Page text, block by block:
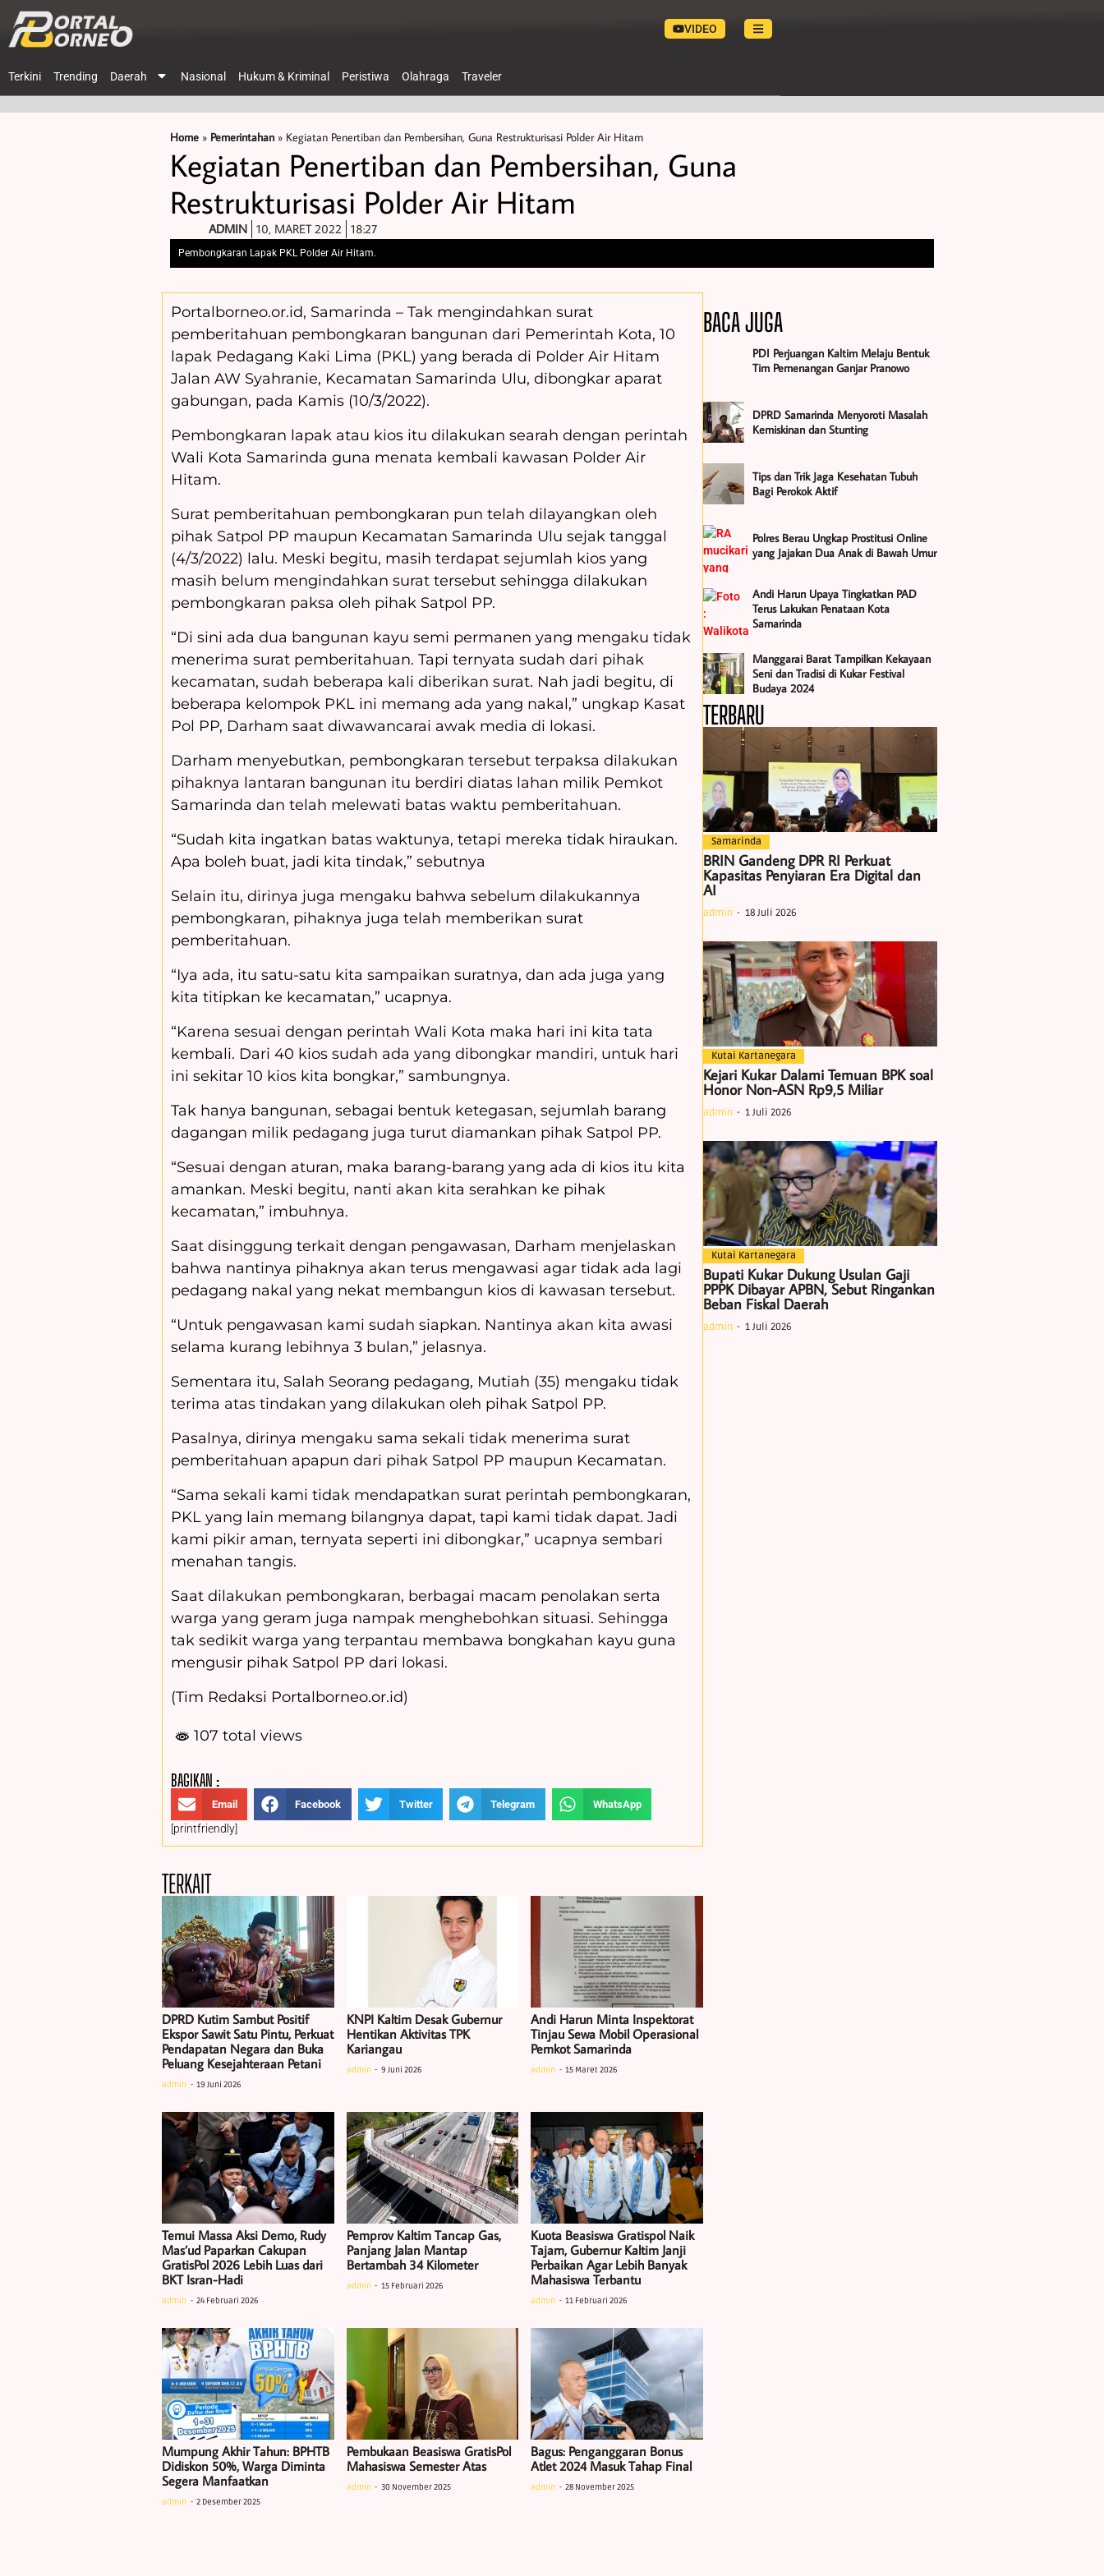
VIDEO
Terkini Trending Daerah Nasional Hukum & Kriminal Peristiwa Olahraga Traveler
Home » Pemerintahan » Kegiatan Penertiban dan Pembersihan, Guna Restrukturisasi Polder Air Hitam
Kegiatan Penertiban dan Pembersihan, Guna
Restrukturisasi Polder Air Hitam
ADMIN 10, MARET 2022 18:27
Pembongkaran Lapak PKL Polder Air Hitam.
Portalborneo.or.id, Samarinda – Tak mengindahkan surat
pemberitahuan pembongkaran bangunan dari Pemerintah Kota, 10
lapak Pedagang Kaki Lima (PKL) yang berada di Polder Air Hitam
Jalan AW Syahranie, Kecamatan Samarinda Ulu, dibongkar aparat
gabungan, pada Kamis (10/3/2022).
Pembongkaran lapak atau kios itu dilakukan searah dengan perintah
Wali Kota Samarinda guna menata kembali kawasan Polder Air
Hitam.
Surat pemberitahuan pembongkaran pun telah dilayangkan oleh
pihak Satpol PP maupun Kecamatan Samarinda Ulu sejak tanggal
(4/3/2022) lalu. Meski begitu, masih terdapat sejumlah kios yang
masih belum mengindahkan surat tersebut sehingga dilakukan
pembongkaran paksa oleh pihak Satpol PP.
“Di sini ada dua bangunan kayu semi permanen yang mengaku tidak
menerima surat pemberitahuan. Tapi ternyata sudah dari pihak
kecamatan, sudah beberapa kali diberikan surat. Nah jadi begitu, di
beberapa kelompok PKL ini memang ada yang nakal,” ungkap Kasat
Pol PP, Darham saat diwawancarai awak media di lokasi.
Darham menyebutkan, pembongkaran tersebut terpaksa dilakukan
pihaknya lantaran bangunan itu berdiri diatas lahan milik Pemkot
Samarinda dan telah melewati batas waktu pemberitahuan.
“Sudah kita ingatkan batas waktunya, tetapi mereka tidak hiraukan.
Apa boleh buat, jadi kita tindak,” sebutnya
Selain itu, dirinya juga mengaku bahwa sebelum dilakukannya
pembongkaran, pihaknya juga telah memberikan surat
pemberitahuan.
“Iya ada, itu satu-satu kita sampaikan suratnya, dan ada juga yang
kita titipkan ke kecamatan,” ucapnya.
“Karena sesuai dengan perintah Wali Kota maka hari ini kita tata
kembali. Dari 40 kios sudah ada yang dibongkar mandiri, untuk hari
ini sekitar 10 kios kita bongkar,” sambungnya.
Tak hanya bangunan, sebagai bentuk ketegasan, sejumlah barang
dagangan milik pedagang juga turut diamankan pihak Satpol PP.
“Sesuai dengan aturan, maka barang-barang yang ada di kios itu kita
amankan. Meski begitu, nanti akan kita serahkan ke pihak
kecamatan,” imbuhnya.
Saat disinggung terkait dengan pengawasan, Darham menjelaskan
bahwa nantinya pihaknya akan terus mengawasi agar tidak ada lagi
pedagang nakal yang nekat membangun kios di kawasan tersebut.
“Untuk pengawasan kami sudah siapkan. Nantinya akan kita awasi
selama kurang lebihnya 3 bulan,” jelasnya.
Sementara itu, Salah Seorang pedagang, Mutiah (35) mengaku tidak
terima atas tindakan yang dilakukan oleh pihak Satpol PP.
Pasalnya, dirinya mengaku sama sekali tidak menerima surat
pemberitahuan apapun dari pihak Satpol PP maupun Kecamatan.
“Sama sekali kami tidak mendapatkan surat perintah pembongkaran,
PKL yang lain memang bilangnya dapat, tapi kami tidak dapat. Jadi
kami pikir aman, ternyata seperti ini dibongkar,” ucapnya sembari
menahan tangis.
Saat dilakukan pembongkaran, berbagai macam penolakan serta
warga yang geram juga nampak menghebohkan situasi. Sehingga
tak sedikit warga yang terpantau membawa bongkahan kayu guna
mengusir pihak Satpol PP dari lokasi.
(Tim Redaksi Portalborneo.or.id)
107 total views
BAGIKAN :
Email Facebook Twitter Telegram WhatsApp
[printfriendly]
TERKAIT
DPRD Kutim Sambut Positif
Ekspor Sawit Satu Pintu, Perkuat
Pendapatan Negara dan Buka
Peluang Kesejahteraan Petani
admin 19 Juni 2026
KNPI Kaltim Desak Gubernur
Hentikan Aktivitas TPK
Kariangau
admin 9 Juni 2026
Andi Harun Minta Inspektorat
Tinjau Sewa Mobil Operasional
Pemkot Samarinda
admin 15 Maret 2026
Temui Massa Aksi Demo, Rudy
Mas’ud Paparkan Cakupan
GratisPol 2026 Lebih Luas dari
BKT Isran-Hadi
admin 24 Februari 2026
Pemprov Kaltim Tancap Gas,
Panjang Jalan Mantap
Bertambah 34 Kilometer
admin 15 Februari 2026
Kuota Beasiswa Gratispol Naik
Tajam, Gubernur Kaltim Janji
Perbaikan Agar Lebih Banyak
Mahasiswa Terbantu
admin 11 Februari 2026
Mumpung Akhir Tahun: BPHTB
Didiskon 50%, Warga Diminta
Segera Manfaatkan
admin 2 Desember 2025
Pembukaan Beasiswa GratisPol
Mahasiswa Semester Atas
admin 30 November 2025
Bagus: Penganggaran Bonus
Atlet 2024 Masuk Tahap Final
admin 28 November 2025
BACA JUGA
PDI Perjuangan Kaltim Melaju Bentuk
Tim Pemenangan Ganjar Pranowo
DPRD Samarinda Menyoroti Masalah
Kemiskinan dan Stunting
Tips dan Trik Jaga Kesehatan Tubuh
Bagi Perokok Aktif
Polres Berau Ungkap Prostitusi Online
yang Jajakan Dua Anak di Bawah Umur
Andi Harun Upaya Tingkatkan PAD
Terus Lakukan Penataan Kota
Samarinda
Manggarai Barat Tampilkan Kekayaan
Seni dan Tradisi di Kukar Festival
Budaya 2024
TERBARU
Samarinda
BRIN Gandeng DPR RI Perkuat
Kapasitas Penyiaran Era Digital dan
AI
admin 18 Juli 2026
Kutai Kartanegara
Kejari Kukar Dalami Temuan BPK soal
Honor Non-ASN Rp9,5 Miliar
admin 1 Juli 2026
Kutai Kartanegara
Bupati Kukar Dukung Usulan Gaji
PPPK Dibayar APBN, Sebut Ringankan
Beban Fiskal Daerah
admin 1 Juli 2026